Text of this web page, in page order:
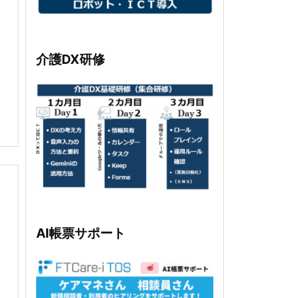
介護DX研修
AI帳票サポート